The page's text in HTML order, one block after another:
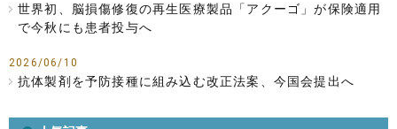
世界初、脳損傷修復の再生医療製品「アクーゴ」が保険適用
で今秋にも患者投与へ
2026/06/10
抗体製剤を予防接種に組み込む改正法案、今国会提出へ